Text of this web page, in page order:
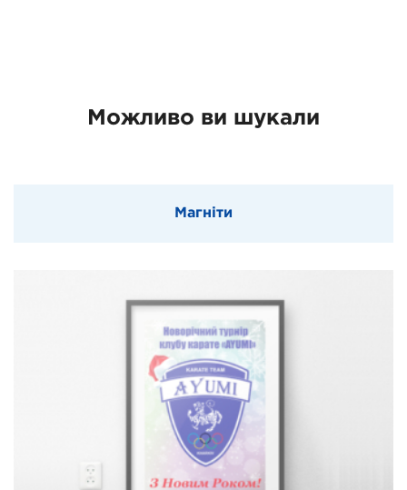
Можливо ви шукали
Магніти